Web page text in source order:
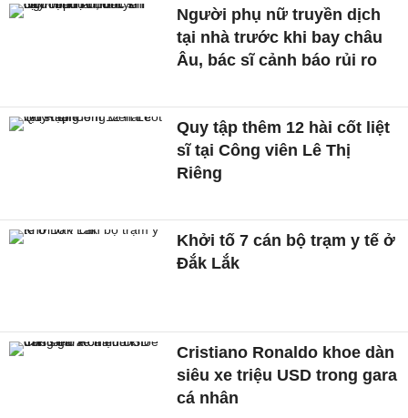
Người phụ nữ truyền dịch
tại nhà trước khi bay châu
Âu, bác sĩ cảnh báo rủi ro
Quy tập thêm 12 hài cốt liệt
sĩ tại Công viên Lê Thị
Riêng
Khởi tố 7 cán bộ trạm y tế ở
Đắk Lắk
Cristiano Ronaldo khoe dàn
siêu xe triệu USD trong gara
cá nhân